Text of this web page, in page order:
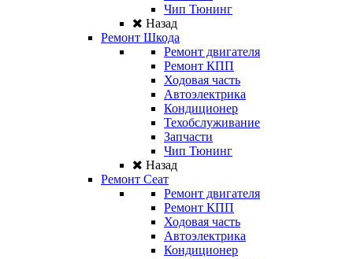
Чип Тюнинг
Назад
Ремонт Шкода
Ремонт двигателя
Ремонт КПП
Ходовая часть
Автоэлектрика
Кондиционер
Техобслуживание
Запчасти
Чип Тюнинг
Назад
Ремонт Сеат
Ремонт двигателя
Ремонт КПП
Ходовая часть
Автоэлектрика
Кондиционер